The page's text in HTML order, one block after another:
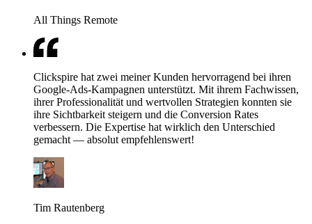
All Things Remote
Clickspire hat zwei meiner Kunden hervorragend bei ihren
Google-Ads-Kampagnen unterstützt. Mit ihrem Fachwissen,
ihrer Professionalität und wertvollen Strategien konnten sie
ihre Sichtbarkeit steigern und die Conversion Rates
verbessern. Die Expertise hat wirklich den Unterschied
gemacht — absolut empfehlenswert!
Tim Rautenberg